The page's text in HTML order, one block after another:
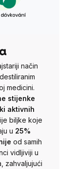
način
medicini.
stijenke
aktivnih
biljke koje
u 25%
od samih
vidljiviji u
zahvaljujući